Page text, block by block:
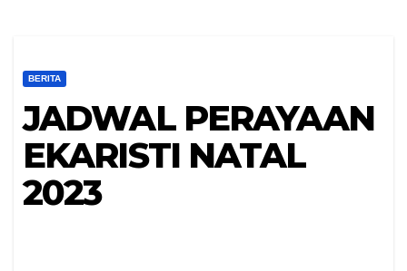
BERITA
JADWAL PERAYAAN
EKARISTI NATAL
2023